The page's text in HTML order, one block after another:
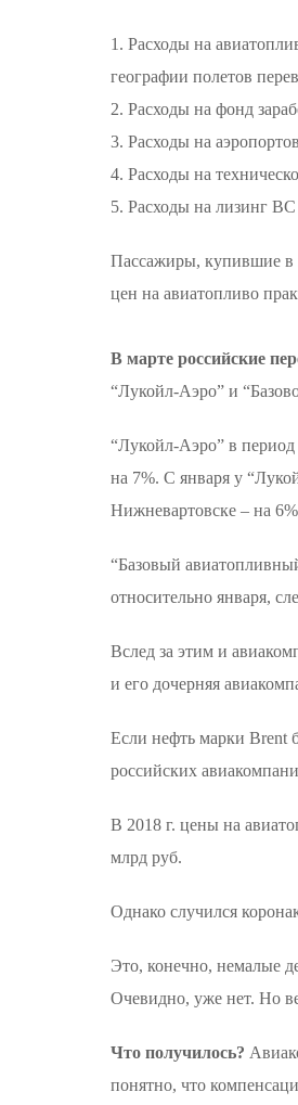
1. Расходы на
географии полетов
2. Расходы на фонд
3. Расходы на
4. Расходы на
5. Расходы на лизинг ВС
Пассажиры, купившие в
цен на авиатопливо
В марте российские
“Лукойл-Аэро” и
“Лукойл-Аэро” в
на 7%. С января у
Нижневартовске – на
“Базовый
относительно января,
Вслед за этим и
и его дочерняя
Если нефть марки Brent
российских
В 2018 г. цены на
млрд руб.
Однако случился
Это, конечно, немалые
Очевидно, уже нет. Но
Что получилось?
понятно, что